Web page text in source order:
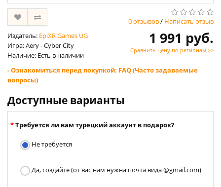
0 отзывов/ Написать отзыв
Издатель: EpiXR Games UG
Игра: Aery - Cyber City
Наличие: Есть в наличии
1 991 руб.
Сравнить цену по регионам >>
- Ознакомиться перед покупкой: FAQ (Часто задаваемые
вопросы)
Доступные варианты
Требуется ли вам турецкий аккаунт в подарок?
Не требуется
Да, создайте (от вас нам нужна почта вида @gmail.com)